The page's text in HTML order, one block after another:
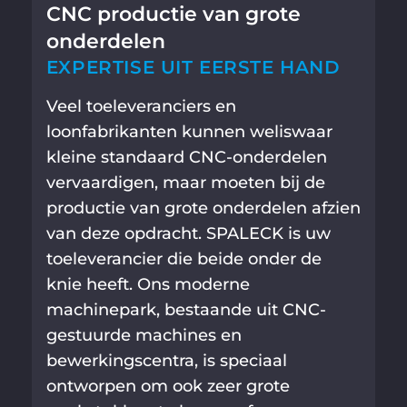
CNC productie van grote
onderdelen
EXPERTISE UIT EERSTE HAND
Veel toeleveranciers en
loonfabrikanten kunnen weliswaar
kleine standaard CNC-onderdelen
vervaardigen, maar moeten bij de
productie van grote onderdelen afzien
van deze opdracht. SPALECK is uw
toeleverancier die beide onder de
knie heeft. Ons moderne
machinepark, bestaande uit CNC-
gestuurde machines en
bewerkingscentra, is speciaal
ontworpen om ook zeer grote